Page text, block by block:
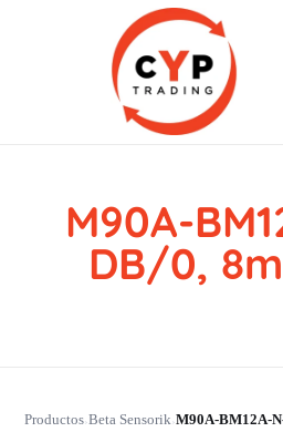
CYP Trading
Professionelle Ersatzteilbeschaffung
M90A-
DB/0,
Productos›Beta Sensorik›M90A-BM12A-